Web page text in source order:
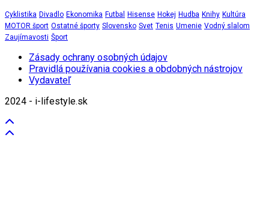
Cyklistika Divadlo Ekonomika Futbal Hisense Hokej Hudba Knihy Kultúra
MOTOR šport Ostatné športy Slovensko Svet Tenis Umenie Vodný slalom
Zaujímavosti Šport
Zásady ochrany osobných údajov
Pravidlá používania cookies a obdobných nástrojov
Vydavateľ
2024 - i-lifestyle.sk